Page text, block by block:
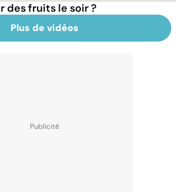
des fruits le soir ?
Plus de vidéos